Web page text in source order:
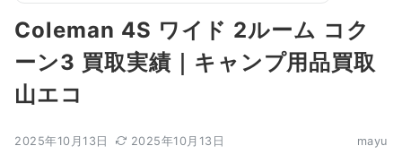
Coleman 4S ワイド 2ルーム コク
ーン3 買取実績｜キャンプ用品買取
山エコ
2025年10月13日 2025年10月13日 mayu